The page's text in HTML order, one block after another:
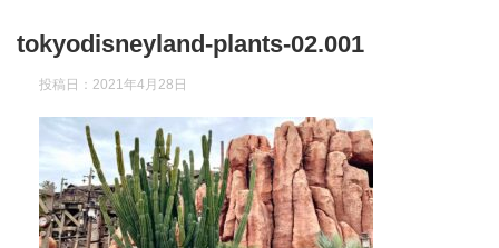
tokyodisneyland-plants-02.001
投稿日： 2021年4月28日